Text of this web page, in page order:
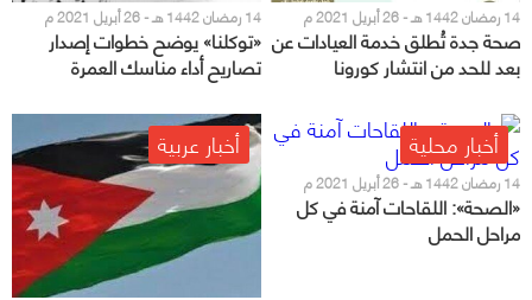
14 رمضان 1442 هـ - 26 أبريل 2021 م
صحة جدة تُطلق خدمة العيادات عن
بعد للحد من انتشار كورونا
14 رمضان 1442 هـ - 26 أبريل 2021 م
«توكلنا» يوضح خطوات إصدار
تصاريح أداء مناسك العمرة
أخبار محلية
14 رمضان 1442 هـ - 26 أبريل 2021 م
«الصحة»: اللقاحات آمنة في كل
مراحل الحمل
أخبار عربية